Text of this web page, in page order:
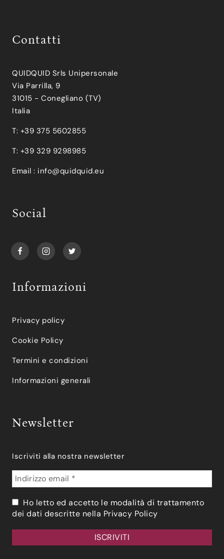
Contatti
QUIDQUID Srls Unipersonale
Via Parrilla, 9
31015 - Conegliano (TV)
Italia
T: +39 375 5602855
T: +39 329 9298985
Email : info@quidquid.eu
Social
Informazioni
Privacy policy
Cookie Policy
Termini e condizioni
Informazioni generali
Newsletter
Iscriviti alla nostra newsletter
Ho letto ed accetto le modalità di trattamento
dei dati descritte nella Privacy Policy